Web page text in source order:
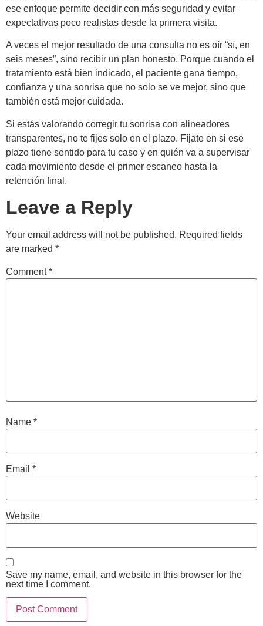
ese enfoque permite decidir con más seguridad y evitar
expectativas poco realistas desde la primera visita.
A veces el mejor resultado de una consulta no es oír “sí, en
seis meses”, sino recibir un plan honesto. Porque cuando el
tratamiento está bien indicado, el paciente gana tiempo,
confianza y una sonrisa que no solo se ve mejor, sino que
también está mejor cuidada.
Si estás valorando corregir tu sonrisa con alineadores
transparentes, no te fijes solo en el plazo. Fíjate en si ese
plazo tiene sentido para tu caso y en quién va a supervisar
cada movimiento desde el primer escaneo hasta la
retención final.
Leave a Reply
Your email address will not be published. Required fields
are marked *
Comment*
Name *
Email *
Website
Save my name, email, and website in this browser for the
next time I comment.